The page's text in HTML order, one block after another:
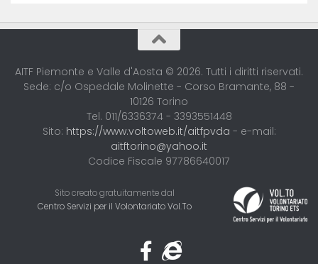
AITF Piemonte e Valle d'Aosta © 2026. Tutti i diritti riservati.
Sede: c/o Ospedale Molinette - Corso Bramante, 88 -
10126 Torino
Tel. 011/6336374 - 3393551448
Sito: https://www.voltoweb.it/aitfpvda - e-mail:
aitftorino@yahoo.it
Codice Fiscale 97786640017
Sito creato gratuitamente dal
Centro Servizi per il Volontariato Vol.To